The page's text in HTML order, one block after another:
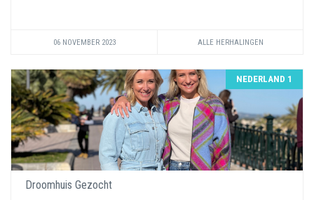
06 NOVEMBER 2023 ALLE HERHALINGEN
NEDERLAND 1
Droomhuis Gezocht